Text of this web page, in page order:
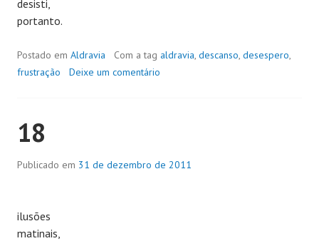
desisti,
portanto.
Postado em Aldravia Com a tag aldravia, descanso, desespero,
frustração
Deixe um comentário
18
Publicado em 31 de dezembro de 2011
ilusões
matinais,